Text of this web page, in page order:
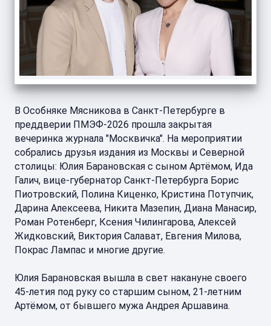
В Особняке Мясникова в Санкт-Петербурге в
преддверии ПМЭФ-2026 прошла закрытая
вечеринка журнала "Москвичка". На мероприятии
собрались друзья издания из Москвы и Северной
столицы: Юлия Барановская с сыном Артёмом, Ида
Галич, вице-губернатор Санкт-Петербурга Борис
Пиотровский, Полина Киценко, Кристина Потупчик,
Дарина Алексеева, Никита Мазепин, Диана Манасир,
Роман Ротенберг, Ксения Чилингарова, Алексей
Жидковский, Виктория Салават, Евгения Милова,
Покрас Лампас и многие другие.
Юлия Барановская вышла в свет накануне своего
45-летия под руку со старшим сыном, 21-летним
Артёмом, от бывшего мужа Андрея Аршавина.